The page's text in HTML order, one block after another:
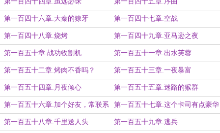
第一百四十六章.大秦的獠牙 第一百四十七章.空战
第一百四十八章.烧烤 第一百四十九章.亚马逊之夜
第一百五十章.战功收割机 第一百五十一章.出水芙蓉
第一百五十二章.烤肉不香吗？ 第一百五十三章.一夜暴富
第一百五十四章.月夜倾心 第一百五十五章.迷路的猴群
第一百五十六章.加个好友，常联系 第一百五十七章.这个卡司有点豪华
第一百五十八章.千里送人头 第一百五十九章.逃兵